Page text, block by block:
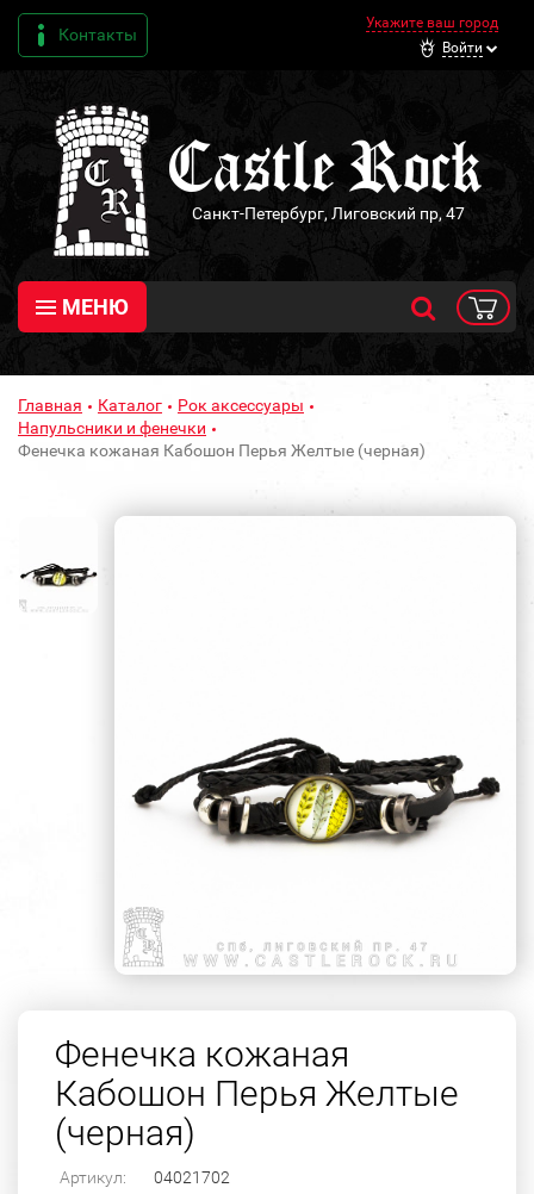
Контакты
Укажите ваш город
Войти
Санкт-Петербург, Лиговский пр, 47
МЕНЮ
Главная Каталог
Рок аксессуары
Напульсники и фенечки
Фенечка кожаная Кабошон Перья Желтые (черная)
Фенечка кожаная
Кабошон Перья Желтые
(черная)
Артикул: 04021702